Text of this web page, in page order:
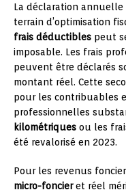
La déclaration
terrain d’optimisation
frais déductibles peut
imposable. Les frais
peuvent être déclarés
montant réel. Cette
pour les contribuables
professionnelles
kilométriques ou les
été revalorisé en 2023.
Pour les revenus
micro-foncieret réel